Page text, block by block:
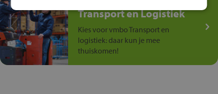
Transport en Logistiek
Kies voor vmbo Transport en
logistiek: daar kun je mee
thuiskomen!